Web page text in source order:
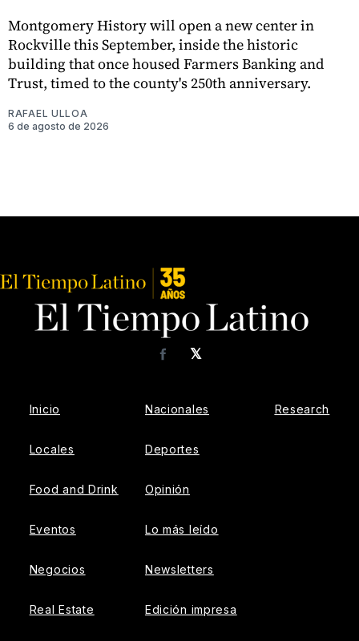
Montgomery History will open a new center in
Rockville this September, inside the historic
building that once housed Farmers Banking and
Trust, timed to the county's 250th anniversary.
RAFAEL ULLOA
6 de agosto de 2026
𝕏
Facebook
Inicio
Locales
Food and Drink
Eventos
Negocios
Real Estate
Nacionales
Deportes
Opinión
Lo más leído
Newsletters
Edición impresa
Research